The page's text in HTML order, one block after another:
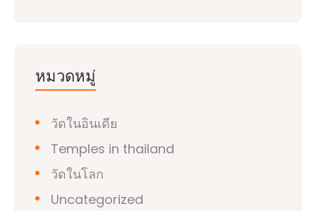
หมวดหมู่
วัดในอินเดีย
Temples in thailand
วัดในโลก
Uncategorized